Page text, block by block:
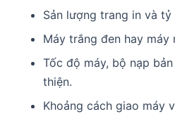
Sản lượng trang in và tỷ
Máy trắng đen hay máy
Tốc độ máy, bộ nạp
thiện.
Khoảng cách giao máy